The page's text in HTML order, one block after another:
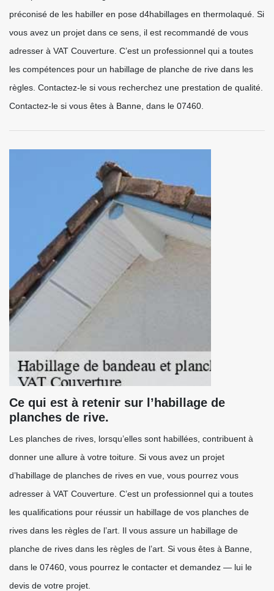
préconisé de les habiller en pose d4habillages en thermolaqué. Si
vous avez un projet dans ce sens, il est recommandé de vous
adresser à VAT Couverture. C’est un professionnel qui a toutes
les compétences pour un habillage de planche de rive dans les
règles. Contactez-le si vous recherchez une prestation de qualité.
Contactez-le si vous êtes à Banne, dans le 07460.
Ce qui est à retenir sur l’habillage de
planches de rive.
Les planches de rives, lorsqu’elles sont habillées, contribuent à
donner une allure à votre toiture. Si vous avez un projet
d’habillage de planches de rives en vue, vous pourrez vous
adresser à VAT Couverture. C’est un professionnel qui a toutes
les qualifications pour réussir un habillage de vos planches de
rives dans les règles de l’art. Il vous assure un habillage de
planche de rives dans les règles de l’art. Si vous êtes à Banne,
dans le 07460, vous pourrez le contacter et demandez — lui le
devis de votre projet.